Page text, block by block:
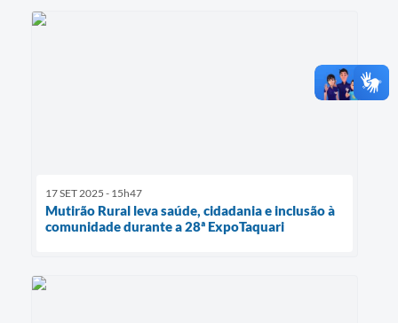
17 SET 2025 - 15h47
Mutirão Rural leva saúde, cidadania e inclusão à
comunidade durante a 28ª ExpoTaquari